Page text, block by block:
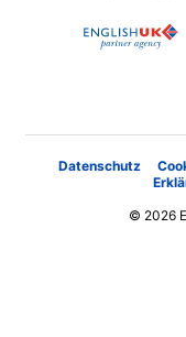
Datenschutz
© 2026